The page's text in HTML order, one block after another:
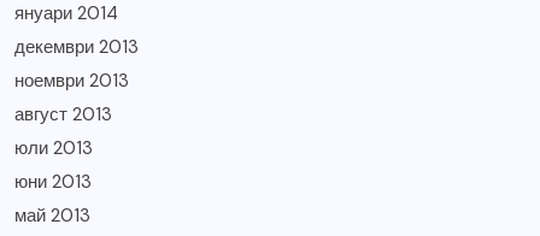
януари 2014
декември 2013
ноември 2013
август 2013
юли 2013
юни 2013
май 2013